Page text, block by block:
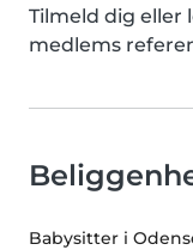
Tilmeld dig eller
medlems
Babysitter i